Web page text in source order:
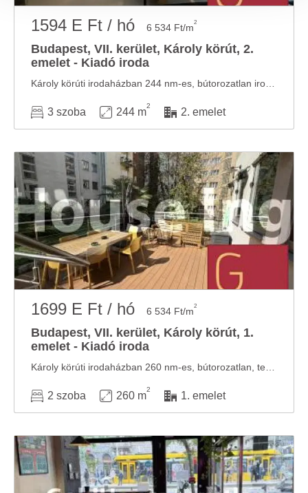
adatait, akik kombinálhatják az adatokat más olyan
adatokkal, amelyeket Ön adott meg számukra vagy az
Ön által használt más szolgáltatásokból gyűjtöttek.
1594 E Ft / hó 6 534 Ft/m2
Budapest, VII. kerület, Károly körút, 2.
emelet - Kiadó iroda
3 szoba 244 m
2
2. emelet
1699 E Ft / hó 6 534 Ft/m2
Budapest, VII. kerület, Károly körút, 1.
emelet - Kiadó iroda
2 szoba 260 m
2
1. emelet